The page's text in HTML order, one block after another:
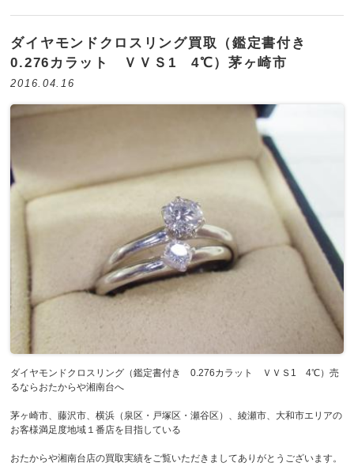
ダイヤモンドクロスリング買取（鑑定書付き
0.276カラット ＶＶＳ1 4℃）茅ヶ崎市
2016.04.16
ダイヤモンドクロスリング（鑑定書付き 0.276カラット ＶＶＳ1 4℃）売
るならおたからや湘南台へ
茅ヶ崎市、藤沢市、横浜（泉区・戸塚区・瀬谷区）、綾瀬市、大和市エリアの
お客様満足度地域１番店を目指している
おたからや湘南台店の買取実績をご覧いただきましてありがとうございます。